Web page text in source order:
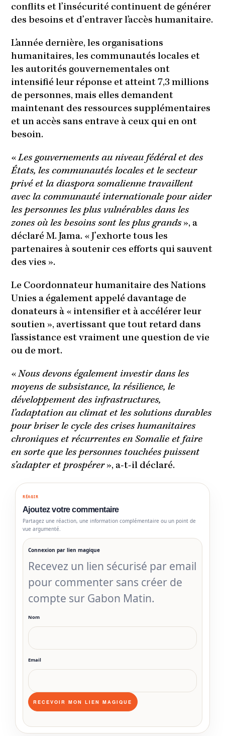
conflits et l’insécurité continuent de générer
des besoins et d’entraver l’accès humanitaire.
L’année dernière, les organisations
humanitaires, les communautés locales et
les autorités gouvernementales ont
intensifié leur réponse et atteint 7,3 millions
de personnes, mais elles demandent
maintenant des ressources supplémentaires
et un accès sans entrave à ceux qui en ont
besoin.
«Les gouvernements au niveau fédéral et des
États, les communautés locales et le secteur
privé et la diaspora somalienne travaillent
avec la communauté internationale pour aider
les personnes les plus vulnérables dans les
zones où les besoins sont les plus grands», a
déclaré M. Jama. « J’exhorte tous les
partenaires à soutenir ces efforts qui sauvent
des vies ».
Le Coordonnateur humanitaire des Nations
Unies a également appelé davantage de
donateurs à « intensifier et à accélérer leur
soutien », avertissant que tout retard dans
l’assistance est vraiment une question de vie
ou de mort.
«Nous devons également investir dans les
moyens de subsistance, la résilience, le
développement des infrastructures,
l’adaptation au climat et les solutions durables
pour briser le cycle des crises humanitaires
chroniques et récurrentes en Somalie et faire
en sorte que les personnes touchées puissent
s’adapter et prospérer», a-t-il déclaré.
RÉAGIR
Ajoutez votre commentaire
Partagez une réaction, une information complémentaire ou un point de
vue argumenté.
Connexion par lien magique
Recevez un lien sécurisé par email
pour commenter sans créer de
compte sur Gabon Matin.
Nom
Email